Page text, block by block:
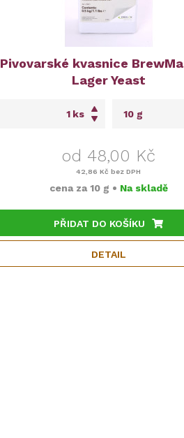
Pivovarské kvasnice
Lager Yeast
ks
od 48,00 Kč
42,86 Kč bez DPH
cena za 10 g • Na skladě
PŘIDAT DO KOŠÍKU
DETAIL